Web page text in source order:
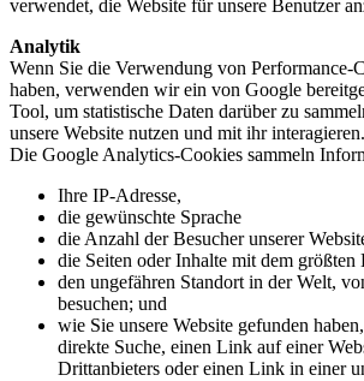
verwendet, die Website für unsere Benutzer
Analytik
Wenn Sie die Verwendung von Performance-
haben, verwenden wir ein von Google
Tool, um statistische Daten darüber zu
unsere Website nutzen und mit ihr interagieren.
Die Google Analytics-Cookies sammeln
Ihre IP-Adresse,
die gewünschte Sprache
die Anzahl der Besucher unserer
die Seiten oder Inhalte mit dem größten
den ungefähren Standort in der Welt,
besuchen; und
wie Sie unsere Website gefunden
direkte Suche, einen Link auf einer
Drittanbieters oder einen Link in einer